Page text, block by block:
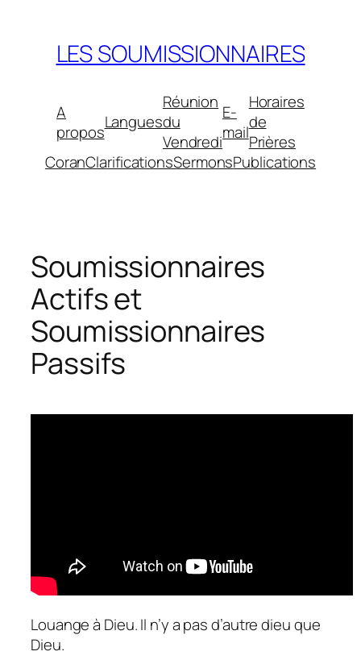
contenuLES SOUMISSIONNAIRES
A
proposLangues
Réunion
du
Vendredi
E-
mail
Horaires
de
Prières
CoranClarificationsSermonsPublications
Soumissionnaires
Actifs et
Soumissionnaires
Passifs
Louange à Dieu. Il n’y a pas d’autre dieu que
Dieu.